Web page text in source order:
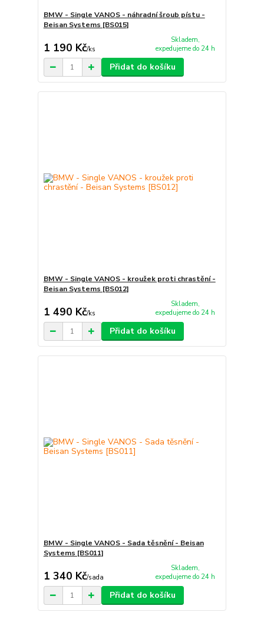
BMW - Single VANOS - náhradní šroub pístu -
Beisan Systems [BS015]
1 190 Kč/ks
Skladem,
expedujeme do 24 h
Přidat do košíku
BMW - Single VANOS - kroužek proti chrastění -
Beisan Systems [BS012]
1 490 Kč/ks
Skladem,
expedujeme do 24 h
Přidat do košíku
BMW - Single VANOS - Sada těsnění - Beisan
Systems [BS011]
1 340 Kč/sada
Skladem,
expedujeme do 24 h
Přidat do košíku